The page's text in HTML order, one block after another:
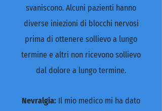
svaniscono. Alcuni pazienti hanno
diverse iniezioni di blocchi nervosi
prima di ottenere sollievo a lungo
termine e altri non ricevono sollievo
dal dolore a lungo termine.
Nevralgia: Il mio medico mi ha dato